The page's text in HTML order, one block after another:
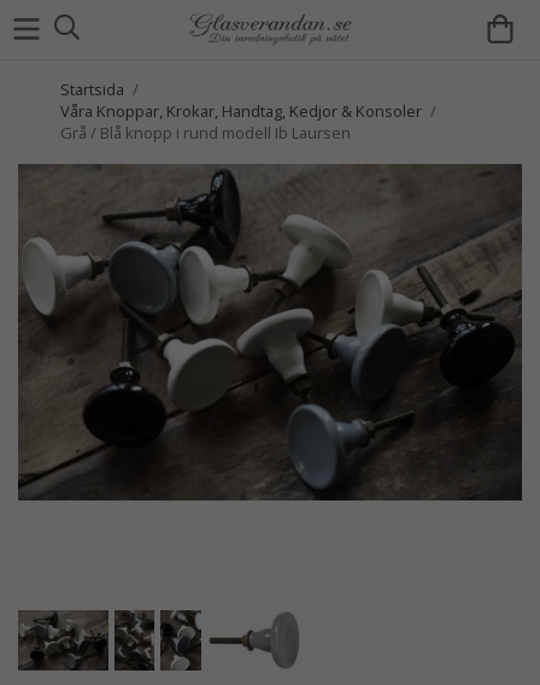
Startsida /
Våra Knoppar, Krokar, Handtag, Kedjor & Konsoler /
Grå / Blå knopp i rund modell Ib Laursen